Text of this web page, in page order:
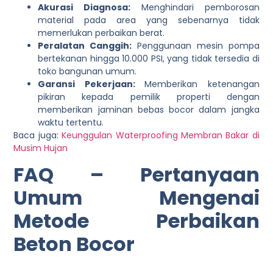
Akurasi Diagnosa: Menghindari pemborosan
material pada area yang sebenarnya tidak
memerlukan perbaikan berat.
Peralatan Canggih: Penggunaan mesin pompa
bertekanan hingga 10.000 PSI, yang tidak tersedia di
toko bangunan umum.
Garansi Pekerjaan:Memberikan ketenangan
pikiran kepada pemilik properti dengan
memberikan jaminan bebas bocor dalam jangka
waktu tertentu.
Baca juga:Keunggulan Waterproofing Membran Bakar di
Musim Hujan
FAQ – Pertanyaan
Umum Mengenai
Metode Perbaikan
Beton Bocor